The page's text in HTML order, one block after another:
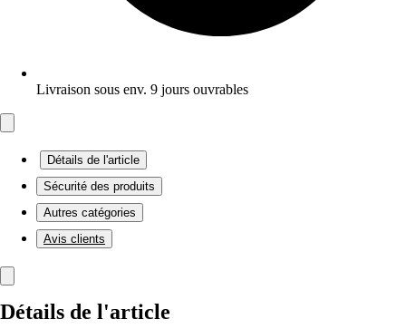
Livraison sous env. 9 jours ouvrables
Détails de l'article
Sécurité des produits
Autres catégories
Avis clients
Détails de l'article